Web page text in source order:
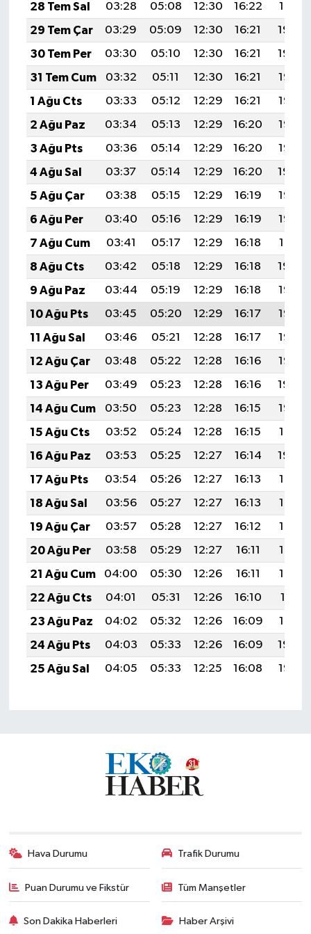
28 Tem Sal
03:28 05:08 12:30 16:22
19:41
29 Tem Çar
03:29 05:09 12:30 16:21
19:40
30 Tem Per
03:30 05:10 12:30 16:21
19:39
31 Tem Cum
03:32 05:11 12:30 16:21
19:38
1 Ağu Cts
03:33 05:12 12:29 16:21
19:37
2 Ağu Paz
03:34 05:13 12:29 16:20
19:36
3 Ağu Pts
03:36 05:14 12:29 16:20
19:35
4 Ağu Sal
03:37 05:14 12:29 16:20
19:34
5 Ağu Çar
03:38 05:15 12:29 16:19
19:33
6 Ağu Per
03:40 05:16 12:29 16:19
19:32
7 Ağu Cum
03:41 05:17 12:29 16:18
19:31
8 Ağu Cts
03:42 05:18 12:29 16:18
19:30
9 Ağu Paz
03:44 05:19 12:29 16:18
19:28
10 Ağu Pts
03:45 05:20 12:29 16:17
19:27
11 Ağu Sal
03:46 05:21 12:28 16:17
19:26
12 Ağu Çar
03:48 05:22 12:28 16:16
19:25
13 Ağu Per
03:49 05:23 12:28 16:16
19:24
14 Ağu Cum
03:50 05:23 12:28 16:15
19:22
15 Ağu Cts
03:52 05:24 12:28 16:15
19:21
16 Ağu Paz
03:53 05:25 12:27 16:14
19:20
17 Ağu Pts
03:54 05:26 12:27 16:13
19:18
18 Ağu Sal
03:56 05:27 12:27 16:13
19:17
19 Ağu Çar
03:57 05:28 12:27 16:12
19:16
20 Ağu Per
03:58 05:29 12:27 16:11
19:14
21 Ağu Cum
04:00 05:30 12:26 16:11
19:13
22 Ağu Cts
04:01 05:31 12:26 16:10
19:11
23 Ağu Paz
04:02 05:32 12:26 16:09
19:10
24 Ağu Pts
04:03 05:33 12:26 16:09
19:09
25 Ağu Sal
04:05 05:33 12:25 16:08 19:07
Hava Durumu Trafik Durumu
Puan Durumu ve Fikstür Tüm Manşetler
Son Dakika Haberleri Haber Arşivi